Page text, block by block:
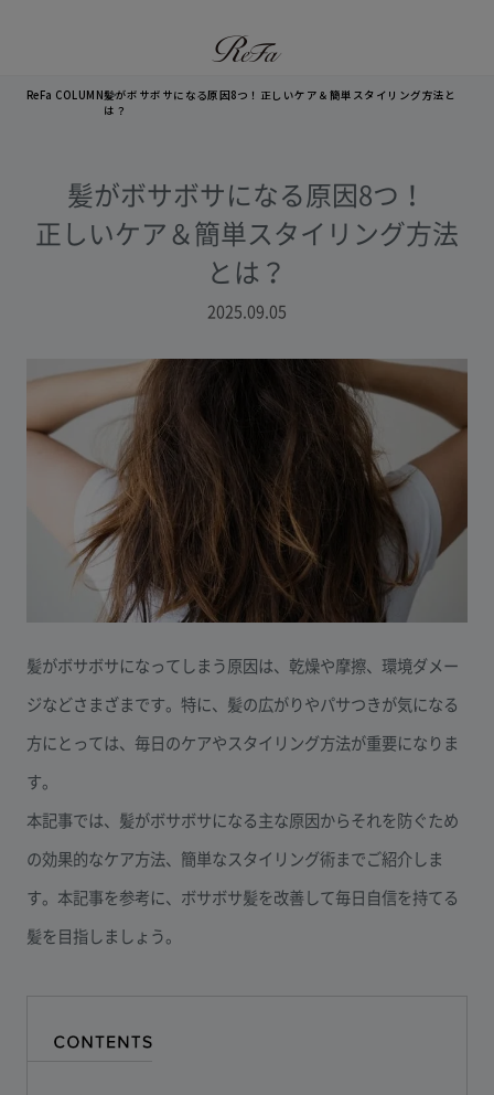
ReFa COLUMN髪がボサボサになる原因8つ！正しいケア＆簡単スタイリング方法と
は？
髪がボサボサになる原因8つ！
正しいケア＆簡単スタイリング方法
とは？
2025.09.05
髪がボサボサになってしまう原因は、乾燥や摩擦、環境ダメー
ジなどさまざまです。特に、髪の広がりやパサつきが気になる
方にとっては、毎日のケアやスタイリング方法が重要になりま
す。
本記事では、髪がボサボサになる主な原因からそれを防ぐため
の効果的なケア方法、簡単なスタイリング術までご紹介しま
す。本記事を参考に、ボサボサ髪を改善して毎日自信を持てる
髪を目指しましょう。